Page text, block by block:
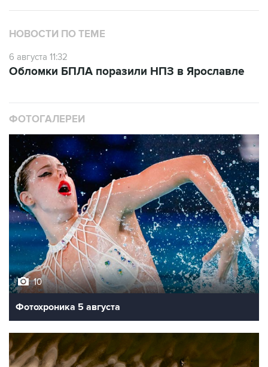
НОВОСТИ ПО ТЕМЕ
6 августа 11:32
Обломки БПЛА поразили НПЗ в Ярославле
ФОТОГАЛЕРЕИ
10
Фотохроника 5 августа